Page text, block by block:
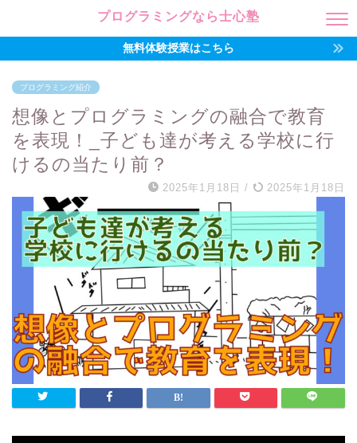
プログラミングなら士心塾
無料体験授業はこちら
プログラミング紹介
想像とプログラミングの融合で教育
を表現！_子ども達が考える学校に行
けるの当たり前？
2025年1月18日 / 2025年1月18日